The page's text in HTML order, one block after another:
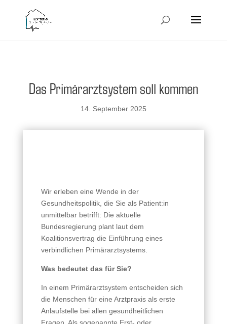
Das Primärarztsystem soll kommen
14. September 2025
Wir erleben eine Wende in der
Gesundheitspolitik, die Sie als Patient:in
unmittelbar betrifft: Die aktuelle
Bundesregierung plant laut dem
Koalitionsvertrag die Einführung eines
verbindlichen Primärarztsystems.
Was bedeutet das für Sie?
In einem Primärarztsystem entscheiden sich
die Menschen für eine Arztpraxis als erste
Anlaufstelle bei allen gesundheitlichen